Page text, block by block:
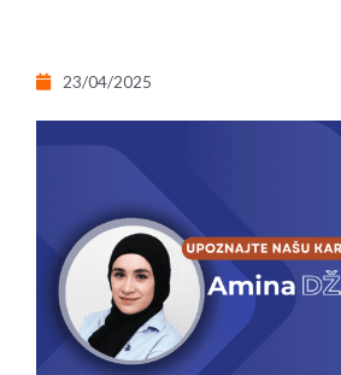
23/04/2025